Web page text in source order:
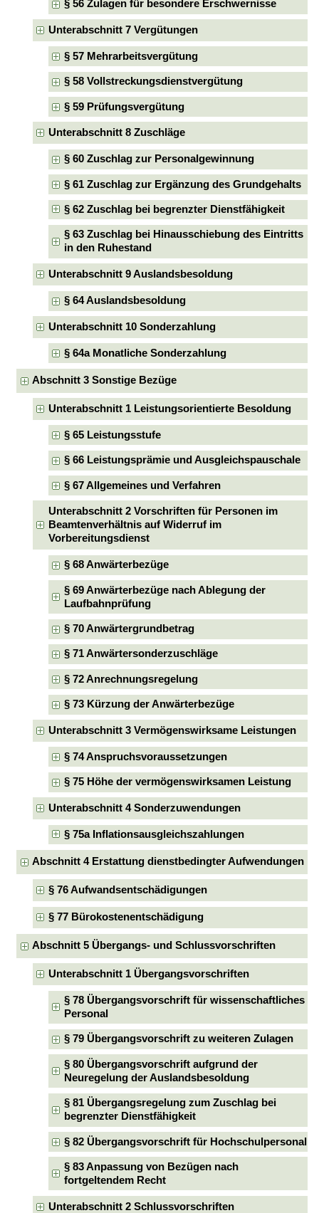
§ 56 Zulagen für besondere Erschwernisse
Unterabschnitt 7 Vergütungen
§ 57 Mehrarbeitsvergütung
§ 58 Vollstreckungsdienstvergütung
§ 59 Prüfungsvergütung
Unterabschnitt 8 Zuschläge
§ 60 Zuschlag zur Personalgewinnung
§ 61 Zuschlag zur Ergänzung des Grundgehalts
§ 62 Zuschlag bei begrenzter Dienstfähigkeit
§ 63 Zuschlag bei Hinausschiebung des Eintritts
in den Ruhestand
Unterabschnitt 9 Auslandsbesoldung
§ 64 Auslandsbesoldung
Unterabschnitt 10 Sonderzahlung
§ 64a Monatliche Sonderzahlung
Abschnitt 3 Sonstige Bezüge
Unterabschnitt 1 Leistungsorientierte Besoldung
§ 65 Leistungsstufe
§ 66 Leistungsprämie und Ausgleichspauschale
§ 67 Allgemeines und Verfahren
Unterabschnitt 2 Vorschriften für Personen im
Beamtenverhältnis auf Widerruf im
Vorbereitungsdienst
§ 68 Anwärterbezüge
§ 69 Anwärterbezüge nach Ablegung der
Laufbahnprüfung
§ 70 Anwärtergrundbetrag
§ 71 Anwärtersonderzuschläge
§ 72 Anrechnungsregelung
§ 73 Kürzung der Anwärterbezüge
Unterabschnitt 3 Vermögenswirksame Leistungen
§ 74 Anspruchsvoraussetzungen
§ 75 Höhe der vermögenswirksamen Leistung
Unterabschnitt 4 Sonderzuwendungen
§ 75a Inflationsausgleichszahlungen
Abschnitt 4 Erstattung dienstbedingter Aufwendungen
§ 76 Aufwandsentschädigungen
§ 77 Bürokostenentschädigung
Abschnitt 5 Übergangs- und Schlussvorschriften
Unterabschnitt 1 Übergangsvorschriften
§ 78 Übergangsvorschrift für wissenschaftliches
Personal
§ 79 Übergangsvorschrift zu weiteren Zulagen
§ 80 Übergangsvorschrift aufgrund der
Neuregelung der Auslandsbesoldung
§ 81 Übergangsregelung zum Zuschlag bei
begrenzter Dienstfähigkeit
§ 82 Übergangsvorschrift für Hochschulpersonal
§ 83 Anpassung von Bezügen nach
fortgeltendem Recht
Unterabschnitt 2 Schlussvorschriften